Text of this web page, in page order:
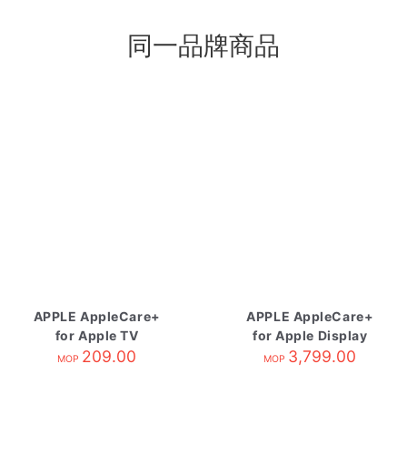
同一品牌商品
APPLE AppleCare+
for Apple TV
MOP 209.00
APPLE AppleCare+
for Apple Display
MOP 3,799.00